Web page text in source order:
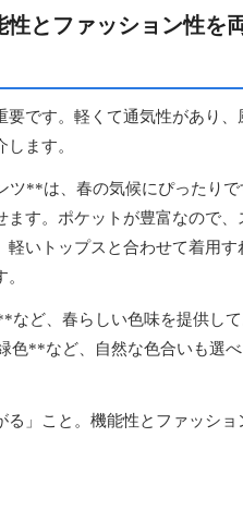
とファッション性を
です。軽くて通気性があり、
ます。
ツ**は、春の気候にぴったり
す。ポケットが豊富なので、
いトップスと合わせて着用す
ど、春らしい色味を提供し
**など、自然な色合いも選
」こと。機能性とファッショ